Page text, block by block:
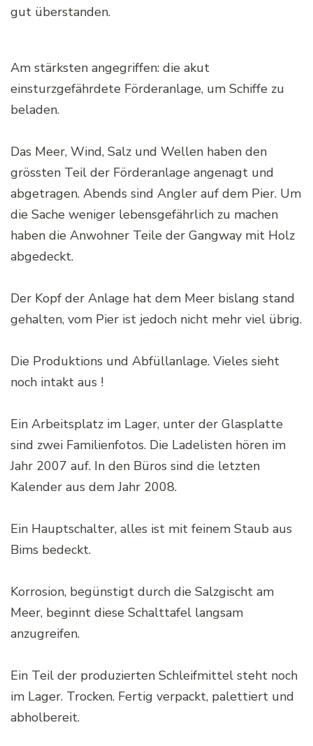
gut überstanden.
Am stärksten angegriffen: die akut
einsturzgefährdete Förderanlage, um Schiffe zu
beladen.
Das Meer, Wind, Salz und Wellen haben den
grössten Teil der Förderanlage angenagt und
abgetragen. Abends sind Angler auf dem Pier. Um
die Sache weniger lebensgefährlich zu machen
haben die Anwohner Teile der Gangway mit Holz
abgedeckt.
Der Kopf der Anlage hat dem Meer bislang stand
gehalten, vom Pier ist jedoch nicht mehr viel übrig.
Die Produktions und Abfüllanlage. Vieles sieht
noch intakt aus !
Ein Arbeitsplatz im Lager, unter der Glasplatte
sind zwei Familienfotos. Die Ladelisten hören im
Jahr 2007 auf. In den Büros sind die letzten
Kalender aus dem Jahr 2008.
Ein Hauptschalter, alles ist mit feinem Staub aus
Bims bedeckt.
Korrosion, begünstigt durch die Salzgischt am
Meer, beginnt diese Schalttafel langsam
anzugreifen.
Ein Teil der produzierten Schleifmittel steht noch
im Lager. Trocken. Fertig verpackt, palettiert und
abholbereit.